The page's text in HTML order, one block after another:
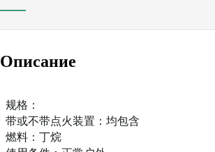
Описание
规格：
带或不带点火装置：均包含
燃料：丁烷